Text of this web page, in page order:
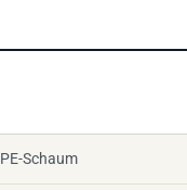
PE-Schaum